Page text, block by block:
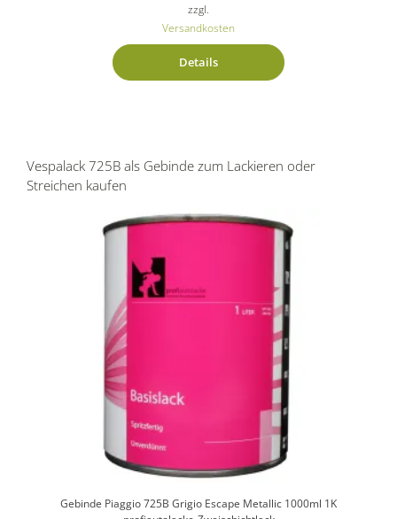
zzgl.
Versandkosten
Details
Vespalack 725B als Gebinde zum Lackieren oder
Streichen kaufen
Gebinde Piaggio 725B Grigio Escape Metallic 1000ml 1K